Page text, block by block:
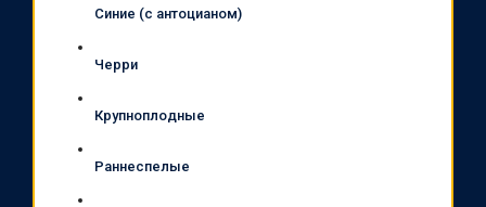
Синие (с антоцианом)
Черри
Крупноплодные
Раннеспелые